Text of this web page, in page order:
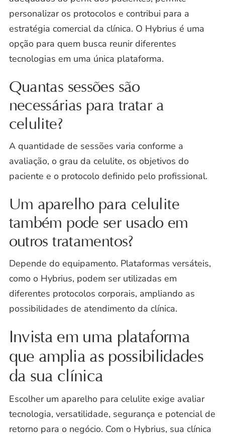
personalizar os protocolos e contribui para a
estratégia comercial da clínica. O Hybrius é uma
opção para quem busca reunir diferentes
tecnologias em uma única plataforma.
Quantas sessões são
necessárias para tratar a
celulite?
A quantidade de sessões varia conforme a
avaliação, o grau da celulite, os objetivos do
paciente e o protocolo definido pelo profissional.
Um aparelho para celulite
também pode ser usado em
outros tratamentos?
Depende do equipamento. Plataformas versáteis,
como o Hybrius, podem ser utilizadas em
diferentes protocolos corporais, ampliando as
possibilidades de atendimento da clínica.
Invista em uma plataforma
que amplia as possibilidades
da sua clínica
Escolher um aparelho para celulite exige avaliar
tecnologia, versatilidade, segurança e potencial de
retorno para o negócio. Com o Hybrius, sua clínica